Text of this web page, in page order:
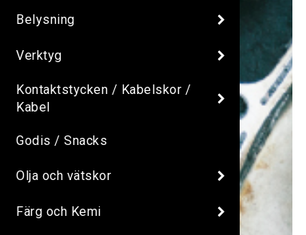
Belysning
Verktyg
Kontaktstycken / Kabelskor /
Kabel
Godis / Snacks
Olja och vätskor
Färg och Kemi